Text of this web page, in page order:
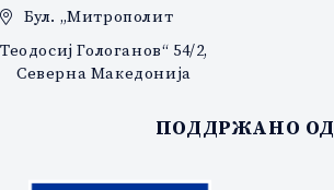
Бул. „Митрополит
Теодосиј Гологанов“ 54/2,
Северна Македонија
ПОДДРЖАНО ОД